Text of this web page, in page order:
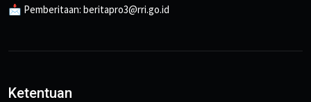
📩 Pemberitaan: beritapro3@rri.go.id
Ketentuan